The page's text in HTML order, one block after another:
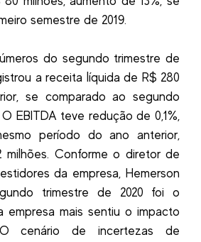
semestre de 2019.
do segundo trimestre de
a receita líquida de R$ 280
se comparado ao segundo
EBITDA teve redução de 0,1%,
período do ano anterior,
milhões. Conforme o diretor de
da empresa, Hemerson
trimestre de 2020 foi o
empresa mais sentiu o impacto
cenário de incertezas de